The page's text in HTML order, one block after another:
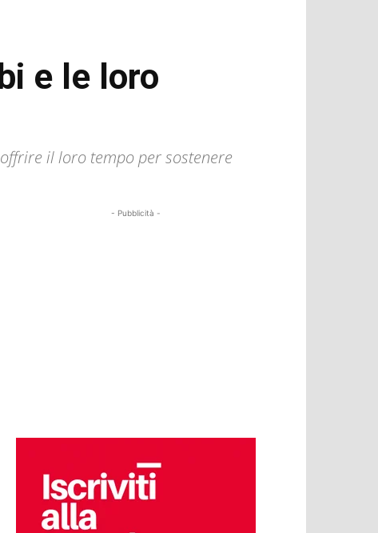
e le loro
il loro tempo per sostenere
- Pubblicità -